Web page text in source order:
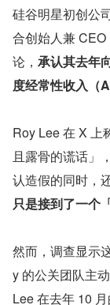
硅谷明星初创公
合创始人兼
论， 承认其去年
度经常性收入（
Roy Lee 在 X 上
且露骨的谎话」
认造假的同时，
只是接到了一个
然而，调查显示
y 的公关团队主
Lee 在去年 10